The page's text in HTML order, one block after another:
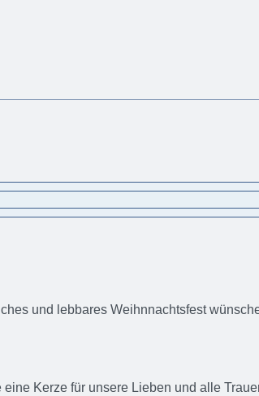
und lebbares Weihnnachtsfest
eine Kerze für unsere Lieben und alle